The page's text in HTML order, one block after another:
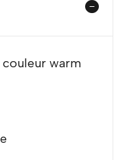
warm